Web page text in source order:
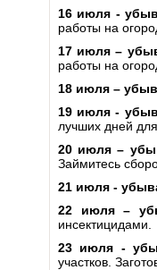
16 июля -
работы на
17 июля –
работы на
18 июля –
19 июля -
лучших дней
20 июля –
Займитесь
21 июля -
22 июля –
инсектицидами.
23 июля -
участков.